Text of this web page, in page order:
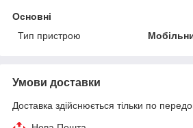
Основні
Тип пристрою
Умови доставки
Доставка здійснюється тільки по